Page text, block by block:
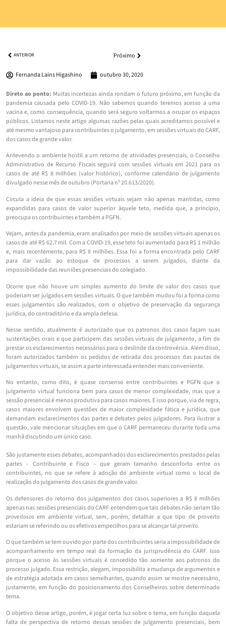
ANTERIOR Próximo
Fernanda Lains Higashino outubro 30, 2020
Direto ao ponto: Muitas incertezas ainda rondam o futuro próximo, em função da
pandemia causada pelo COVID-19. Não sabemos quando teremos acesso a uma
vacina e, como consequência, quando será seguro voltarmos a ocupar os espaços
públicos. Listamos neste artigo algumas razões pelas quais acreditamos possível e
até mesmo vantajoso para contribuintes o julgamento, em sessões virtuais do CARF,
dos casos de grande valor.
Antevendo o ambiente hostil a um retorno de atividades presenciais, o Conselho
Administrativo de Recurso Fiscais seguirá com sessões virtuais em 2021 para os
casos de até R$ 8 milhões (valor histórico), conforme calendário de julgamento
divulgado nesse mês de outubro (Portaria nº 20.613/2020).
Circula a ideia de que essas sessões virtuais sejam não apenas mantidas, como
expandidas para casos de valor superior àquele teto, medida que, a princípio,
preocupa os contribuintes e também a PGFN.
Vejam, antes da pandemia, eram analisados por meio de sessões virtuais apenas os
casos de até R$ 62,7 mil. Com a COVID-19, esse teto foi aumentado para R$ 1 milhão
e, mais recentemente, para R$ 8 milhões. Essa foi a forma encontrada pelo CARF
para dar vazão ao estoque de processos a serem julgados, diante da
impossibilidade das reuniões presenciais do colegiado.
Ocorre que não houve um simples aumento do limite de valor dos casos que
poderiam ser julgados em sessões virtuais. O que também mudou foi a forma como
esses julgamentos são realizados, com o objetivo de preservação da segurança
jurídica, do contraditório e da ampla defesa.
Nesse sentido, atualmente é autorizado que os patronos dos casos façam suas
sustentações orais e que participem das sessões virtuais de julgamento, a fim de
prestar os esclarecimentos necessários para o deslinde da controvérsia. Além disso,
foram autorizados também os pedidos de retirada dos processos das pautas de
julgamentos virtuais, se assim a parte interessada entender mais conveniente.
No entanto, como dito, é quase consenso entre contribuintes e PGFN que o
julgamento virtual funciona bem para casos de menor complexidade, mas que a
sessão presencial é menos produtiva para casos maiores. E isso porque, via de regra,
casos maiores envolvem questões de maior complexidade fática e jurídica, que
demandam esclarecimentos das partes e debates pelos julgadores. Para ilustrar a
questão, vale mencionar situações em que o CARF permaneceu durante toda uma
manhã discutindo um único caso.
São justamente esses debates, acompanhados dos esclarecimentos prestados pelas
partes – Contribuinte e Fisco – que geram tamanho desconforto entre os
contribuintes, no que se refere à adoção do ambiente virtual como o local de
realização do julgamento dos casos de grande valor.
Os defensores do retorno dos julgamentos dos casos superiores a R$ 8 milhões
apenas nas sessões presenciais do CARF entendem que tais debates não seriam tão
proveitososem ambiente virtual, sem, porém, detalhar a que tipo de proveito
estariam se referindo ou os efetivos empecilhos para se alcançar talproveito.
O que também se tem ouvido por parte dos contribuintes seria a impossibilidade de
acompanhamento em tempo real da formação da jurisprudência do CARF. Isso
porque o acesso às sessões virtuais é concedido tão somente aos patronos do
processo julgado. Essa restrição, alegam, impossibilita a mudança de argumentos e
de estratégia adotada em casos semelhantes, quando assim se mostre necessário,
justamente, em função do posicionamento dos Conselheiros sobre determinado
tema.
O objetivo desse artigo, porém, é jogar certa luz sobre o tema, em função daquela
falta de perspectiva de retorno dessas sessões de julgamento presenciais, bem